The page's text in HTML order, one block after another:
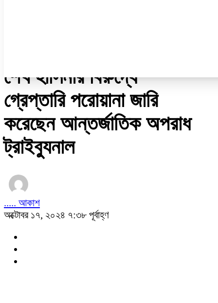
শেখ হাসিনার বিরুদ্ধে
গ্রেপ্তারি পরোয়ানা জারি
করেছেন আন্তর্জাতিক অপরাধ
ট্রাইব্যুনাল
..... আকাশ
অক্টোবর ১৭, ২০২৪ ৭:৩৮ পূর্বাহ্ণ